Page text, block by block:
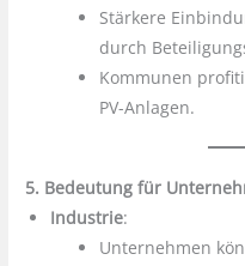
Stärkere
durch
Kommunen
PV-Anlagen.
5. Bedeutung für
Industrie:
Unternehmen